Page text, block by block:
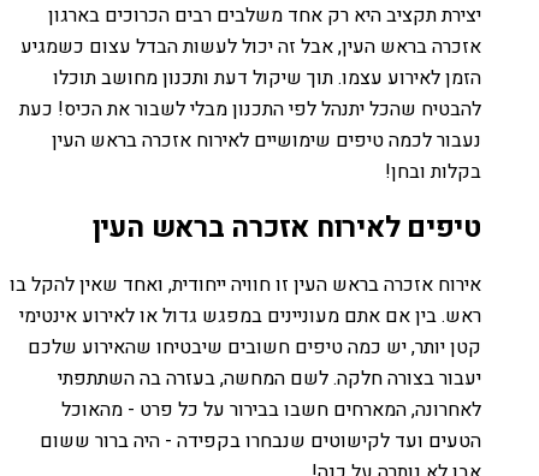
יצירת תקציב היא רק אחד משלבים רבים הכרוכים בארגון
אזכרה בראש העין, אבל זה יכול לעשות הבדל עצום כשמגיע
הזמן לאירוע עצמו. תוך שיקול דעת ותכנון מחושב תוכלו
להבטיח שהכל יתנהל לפי התכנון מבלי לשבור את הכיס! כעת
נעבור לכמה טיפים שימושיים לאירוח אזכרה בראש העין
בקלות ובחן!
טיפים לאירוח אזכרה בראש העין
אירוח אזכרה בראש העין זו חוויה ייחודית, ואחד שאין להקל בו
ראש. בין אם אתם מעוניינים במפגש גדול או לאירוע אינטימי
קטן יותר, יש כמה טיפים חשובים שיבטיחו שהאירוע שלכם
יעבור בצורה חלקה. לשם המחשה, בעזרה בה השתתפתי
לאחרונה, המארחים חשבו בבירור על כל פרט - מהאוכל
הטעים ועד לקישוטים שנבחרו בקפידה - היה ברור ששום